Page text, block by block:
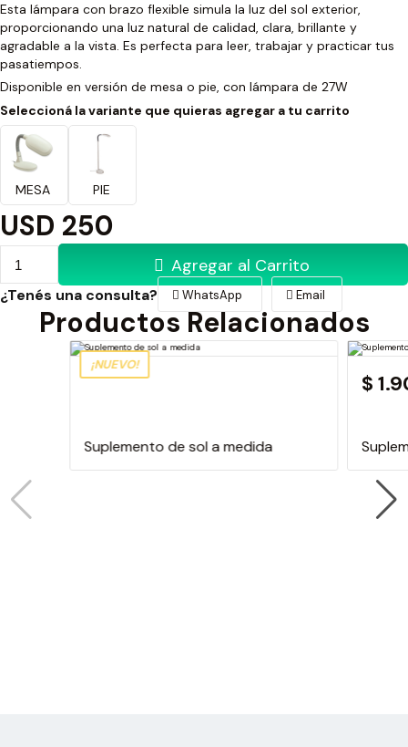
Esta lámpara con brazo flexible simula la luz del sol exterior,
proporcionando una luz natural de calidad, clara, brillante y
agradable a la vista. Es perfecta para leer, trabajar y practicar tus
pasatiempos.
Disponible en versión de mesa o pie, con lámpara de 27W
Seleccioná la variante que quieras agregar a tu carrito
MESA PIE
USD 250
Agregar al Carrito
¿Tenés una consulta? WhatsApp Email
Productos Relacionados
¡NUEVO!
Suplemento de sol a medida
$